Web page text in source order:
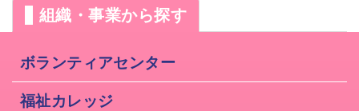
組織・事業から探す
ボランティアセンター
福祉カレッジ